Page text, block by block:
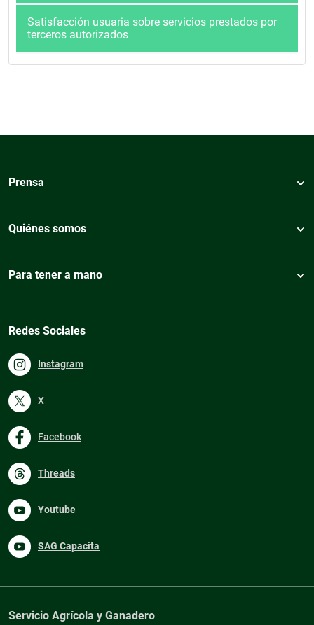
Satisfacción usuaria sobre servicios prestados por
terceros autorizados
Prensa
Quiénes somos
Para tener a mano
Redes Sociales
Instagram
X
Facebook
Threads
Youtube
SAG Capacita
Servicio Agrícola y Ganadero